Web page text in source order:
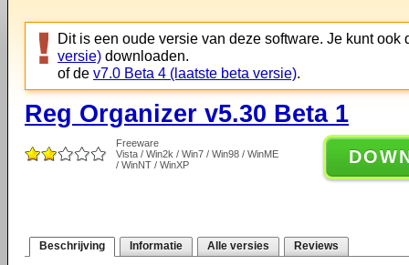
Dit is een oude versie van deze software. Je kunt ook
versie) downloaden.
of de v7.0 Beta 4 (laatste beta versie).
Reg Organizer v5.30 Beta 1
Freeware
Vista / Win2k / Win7 / Win98 / WinME
/ WinNT / WinXP
Beschrijving Informatie Alle versies Reviews